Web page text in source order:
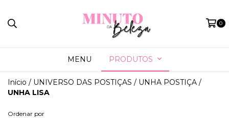
0
MENU PRODUTOS
Início / UNIVERSO DAS POSTIÇAS / UNHA POSTIÇA /
UNHA LISA
Ordenar por